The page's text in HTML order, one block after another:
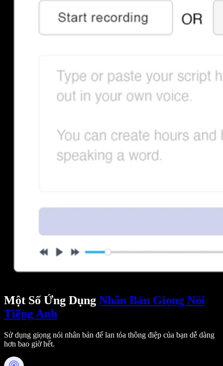
Một Số Ứng Dụng Nhân Bản Giọng Nói
Tiếng Anh
Sử dụng giọng nói nhân bản để lan tỏa thông điệp của bạn dễ dàng
hơn bao giờ hết.